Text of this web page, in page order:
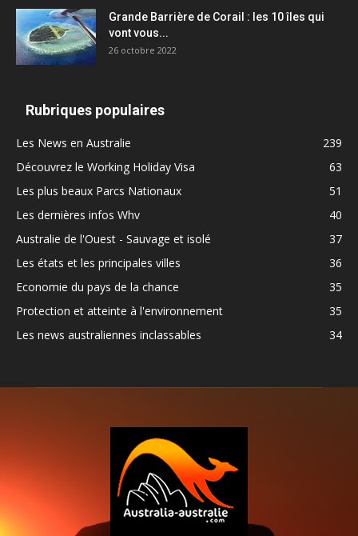
Grande Barrière de Corail : les 10 îles qui
vont vous...
26 octobre 2022
Rubriques populaires
Les News en Australie
239
Découvrez le Working Holiday Visa
63
Les plus beaux Parcs Nationaux
51
Les dernières infos Whv
40
Australie de l'Ouest - Sauvage et isolé
37
Les états et les principales villes
36
Economie du pays de la chance
35
Protection et atteinte à l'environnement
35
Les news australiennes inclassables
34